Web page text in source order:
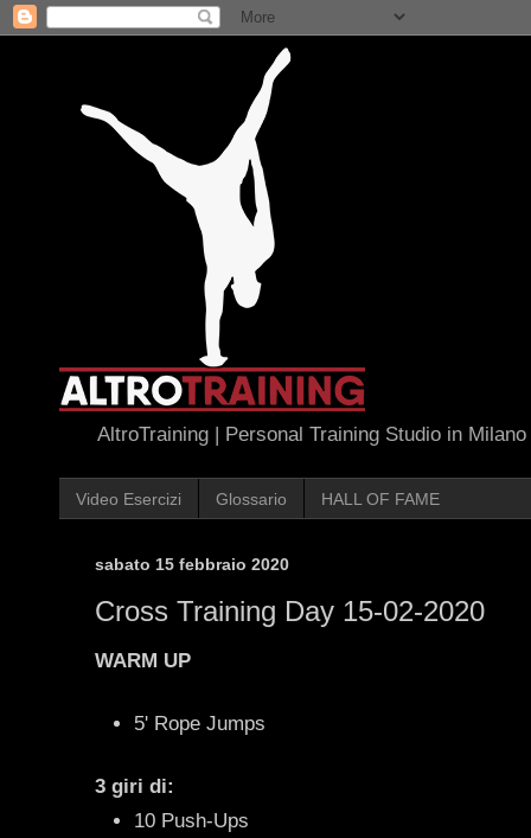
AltroTraining | Personal Training Studio in Milano
Video Esercizi Glossario HALL OF FAME
sabato 15 febbraio 2020
Cross Training Day 15-02-2020
WARM UP
5' Rope Jumps
3 giri di:
10 Push-Ups